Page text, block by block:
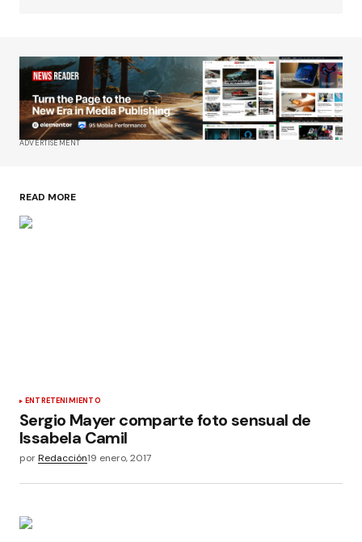
ADVERTISEMENT
READ MORE
ENTRETENIMIENTO
Sergio Mayer comparte foto sensual de
Issabela Camil
porRedacción19 enero, 2017